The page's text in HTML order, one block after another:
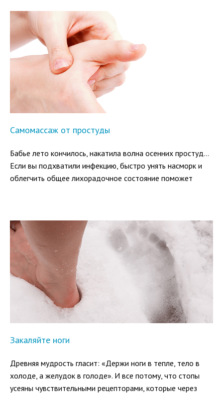
Самомассаж от простуды
Бабье лето кончилось, накатила волна осенних простуд…
Если вы подхватили инфекцию, быстро унять насморк и
облегчить общее лихорадочное состояние поможет
Закаляйте ноги
Древняя мудрость гласит: «Держи ноги в тепле, тело в
холоде, а желудок в голоде». И все потому, что стопы
усеяны чувствительными рецепторами, которые через